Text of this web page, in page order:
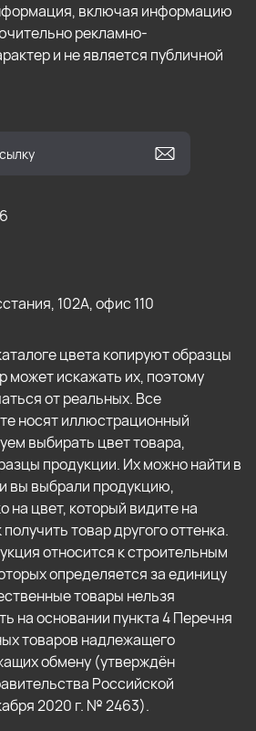
включая информацию
рекламно-
и не является публичной
102А, офис 110
цвета копируют образцы
может искажать их, поэтому
от реальных. Все
носят иллюстрационный
выбирать цвет товара,
продукции. Их можно найти в
вы выбрали продукцию,
на цвет, который видите на
товар другого оттенка.
относится к строительным
определяется за единицу
товары нельзя
на основании пункта 4 Перечня
товаров надлежащего
обмену (утверждён
Российской
2020 г. № 2463).